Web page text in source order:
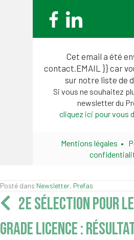
Cet email a été
contact.EMAIL }} car
sur notre liste de
Si vous ne souhaitez
newsletter du
cliquez ici pour vous
Mentions légales •
Posté dans Newsletter, Prefas
Navigation
articles
2E SÉLECTION POUR
GRADE LICENCE :